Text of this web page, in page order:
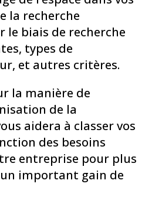
la recherche
le biais de recherche
types de
et autres critères.
la manière de
de la
aidera à classer vos
des besoins
entreprise pour plus
important gain de